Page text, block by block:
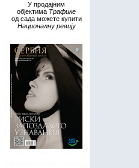
У продајним
објектима Трафике
од сада можете купити
Националну ревију